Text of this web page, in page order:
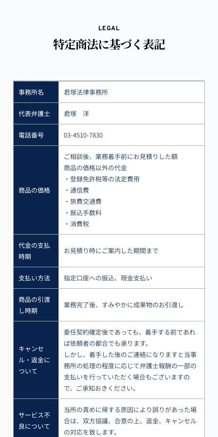
LEGAL
特定商法に基づく表記
事務所名 君塚法律事務所
代表弁護士 君塚　洋
電話番号 03-4510-7830
商品の価格
ご相談後、業務着手前にお見積りした額
商品の価格以外の代金
・登録免許税等の法定費用
・通信費
・旅費交通費
・振込手数料
・消費税
代金の支払
時期
お見積り時にご案内した期間まで
支払い方法 指定口座への振込、現金支払い
商品の引渡
し時期
業務完了後、すみやかに成果物のお引渡し
キャンセ
ル・返金に
ついて
委任契約確定後であっても、着手する前であれ
ば依頼者の都合でも承ります。
しかし、着手した後のご連絡になりますと当事
務所の処理の程度に応じて弁護士報酬の一部の
支払いを行っていただく場合もございますの
で、ご承知おきください。
サービス不
良について
当所の責めに帰する原因により誤りがあった場
合は、双方協議、合意の上、返金、キャンセル
の対応を致します。